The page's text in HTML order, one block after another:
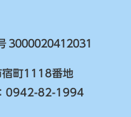
3000020412031
町1118番地
0942-82-1994